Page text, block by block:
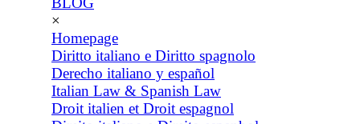
×
Homepage
Diritto italiano e Diritto spagnolo
Derecho italiano y español
Italian Law & Spanish Law
Droit italien et Droit espagnol